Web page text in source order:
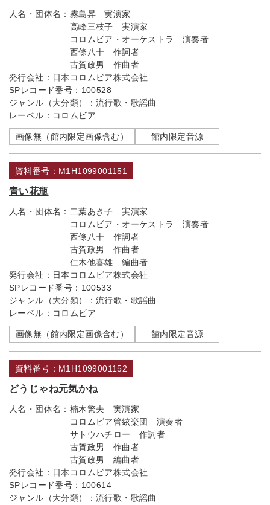
人名・団体名： 霧島昇 実演家
高峰三枝子 実演家
コロムビア・オーケストラ 演奏者
西條八十 作詞者
古賀政男 作曲者
発行会社： 日本コロムビア株式会社
SPレコード番号： 100528
ジャンル（大分類）： 流行歌・歌謡曲
レーベル： コロムビア
画像無（館内限定画像含む） 館内限定音源
資料番号：M1H1099001151
青い花瓶
人名・団体名： 二葉あき子 実演家
コロムビア・オーケストラ 演奏者
西條八十 作詞者
古賀政男 作曲者
仁木他喜雄 編曲者
発行会社： 日本コロムビア株式会社
SPレコード番号： 100533
ジャンル（大分類）： 流行歌・歌謡曲
レーベル： コロムビア
画像無（館内限定画像含む） 館内限定音源
資料番号：M1H1099001152
どうじゃね元気かね
人名・団体名： 楠木繁夫 実演家
コロムビア管絃楽団 演奏者
サトウハチロー 作詞者
古賀政男 作曲者
古賀政男 編曲者
発行会社： 日本コロムビア株式会社
SPレコード番号： 100614
ジャンル（大分類）： 流行歌・歌謡曲